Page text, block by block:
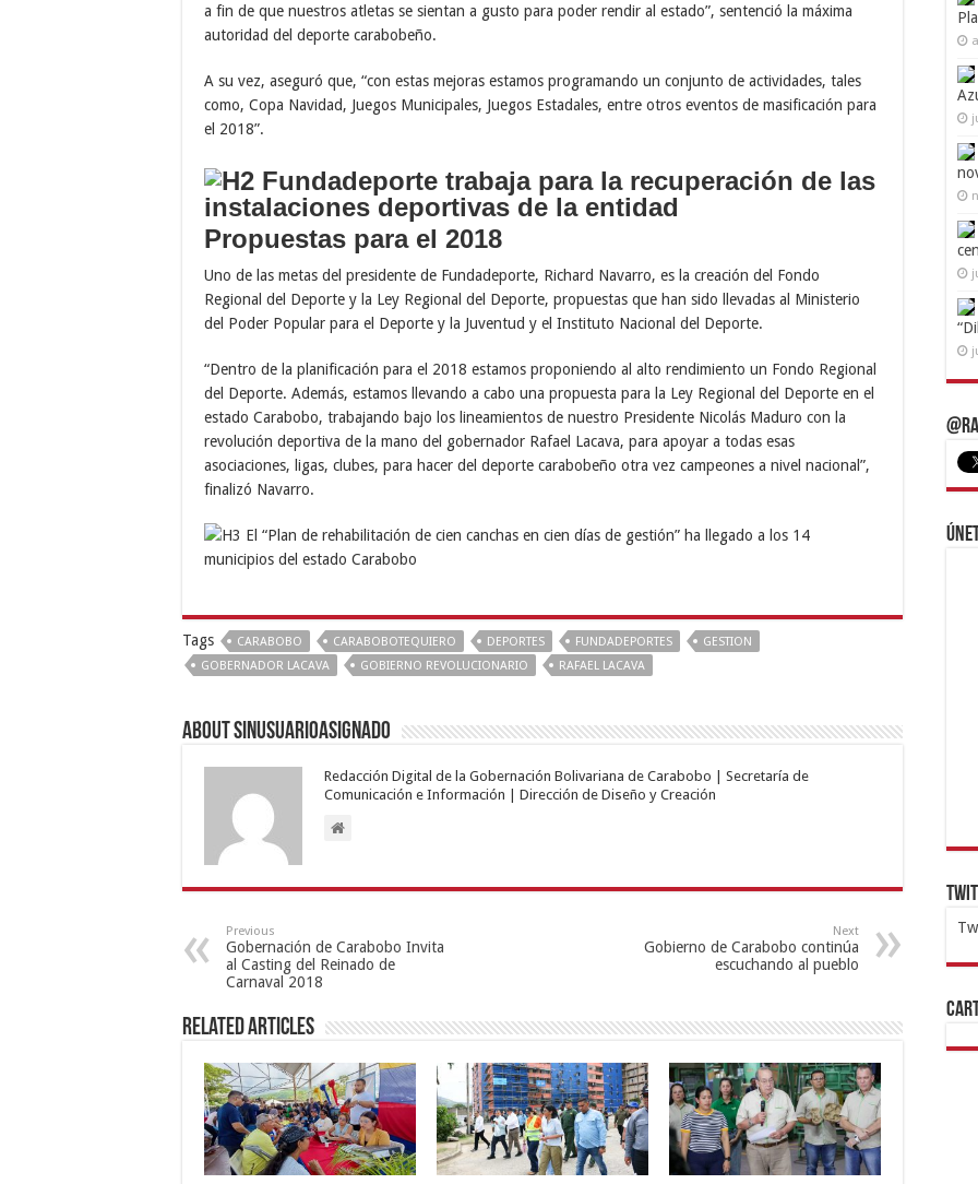
a fin de que nuestros atletas se sientan a gusto para poder rendir al estado”, sentenció la máxima
autoridad del deporte carabobeño.
A su vez, aseguró que, “con estas mejoras estamos programando un conjunto de actividades, tales
como, Copa Navidad, Juegos Municipales, Juegos Estadales, entre otros eventos de masificación para
el 2018”.
Propuestas para el 2018
Uno de las metas del presidente de Fundadeporte, Richard Navarro, es la creación del Fondo
Regional del Deporte y la Ley Regional del Deporte, propuestas que han sido llevadas al Ministerio
del Poder Popular para el Deporte y la Juventud y el Instituto Nacional del Deporte.
“Dentro de la planificación para el 2018 estamos proponiendo al alto rendimiento un Fondo Regional
del Deporte. Además, estamos llevando a cabo una propuesta para la Ley Regional del Deporte en el
estado Carabobo, trabajando bajo los lineamientos de nuestro Presidente Nicolás Maduro con la
revolución deportiva de la mano del gobernador Rafael Lacava, para apoyar a todas esas
asociaciones, ligas, clubes, para hacer del deporte carabobeño otra vez campeones a nivel nacional”,
finalizó Navarro.
Tags CARABOBO CARABOBOTEQUIERO DEPORTES FUNDADEPORTES
GESTION
GOBERNADOR LACAVA
GOBIERNO REVOLUCIONARIO RAFAEL LACAVA
About sinusuarioasignado
Redacción Digital de la Gobernación Bolivariana de Carabobo | Secretaría de
Comunicación e Información | Dirección de Diseño y Creación
Previous
Gobernación de Carabobo Invita
al Casting del Reinado de
Carnaval 2018
Next
Gobierno de Carabobo continúa
escuchando al pueblo
Related Articles